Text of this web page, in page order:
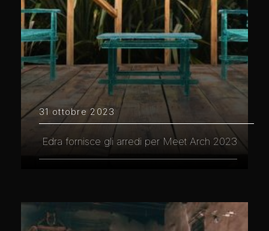
31 ottobre 2023
Edra fornisce gli arredi per Meet Arch 2023